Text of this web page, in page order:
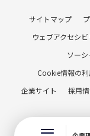
サイトマップ
ウェブアクセシ
ソー
Cookie情報の
企業サイト
採用